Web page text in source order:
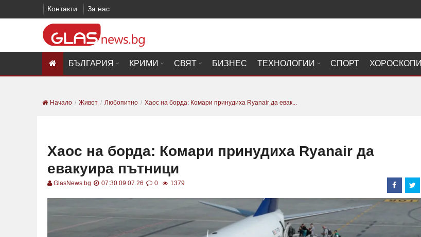
Контакти За нас
БЪЛГАРИЯ КРИМИ СВЯТ БИЗНЕС ТЕХНОЛОГИИ СПОРТ ХОРОСКОПИ
Начало Живот Любопитно Хаос на борда: Комари принудиха Ryanair да евак...
Хаос на борда: Комари принудиха Ryanair да
евакуира пътници
GlasNews.bg 07:30 09.07.26 0 1379